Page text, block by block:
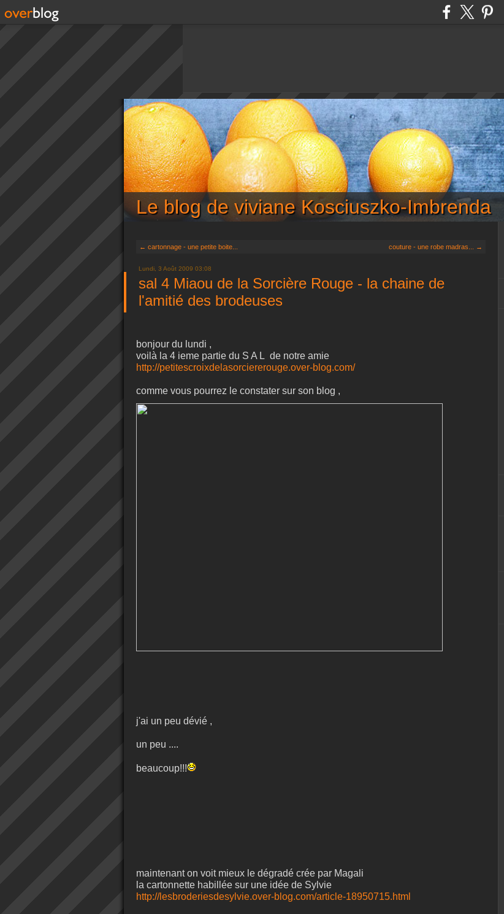
Le blog de viviane Kosciuszko-Imbrenda
← cartonnage - une petite boite... couture - une robe madras... →
Lundi, 3 Août 2009 03:08
sal 4 Miaou de la Sorcière Rouge - la chaine de
l'amitié des brodeuses
bonjour du lundi ,
voilà la 4 ieme partie du S A L de notre amie
http://petitescroixdelasorciererouge.over-blog.com/
comme vous pourrez le constater sur son blog ,
j'ai un peu dévié ,
un peu ....
beaucoup!!!
maintenant on voit mieux le dégradé crée par Magali
la cartonnette habillée sur une idée de Sylvie
http://lesbroderiesdesylvie.over-blog.com/article-18950715.html